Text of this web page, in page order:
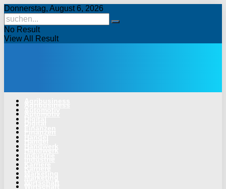
Donnerstag, August 6, 2026
No Result
View All Result